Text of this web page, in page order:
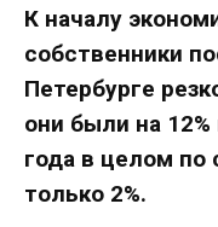
К началу
собственники
Петербурге
они были на
года в целом по
только 2%.